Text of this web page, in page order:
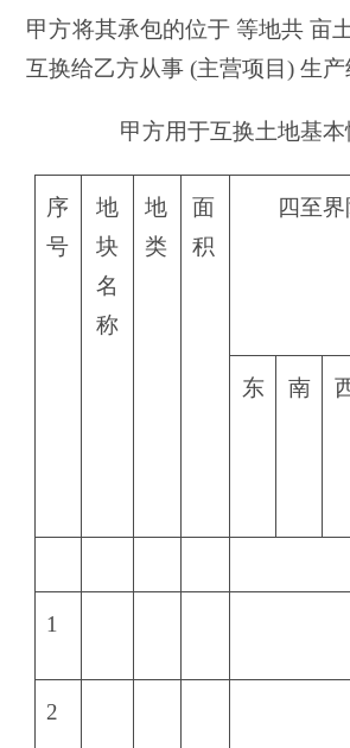
甲方将其承包的位于 等地共 亩
互换给乙方从事 (主营项目) 生产
甲方用于互换土地基
序
号
地
块
名
称
地
类
面
积
四至界
东 南
1
2